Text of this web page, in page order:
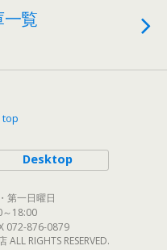
覧
top
Desktop
第一日曜日
18:00
072-876-0879
RIGHTS RESERVED.